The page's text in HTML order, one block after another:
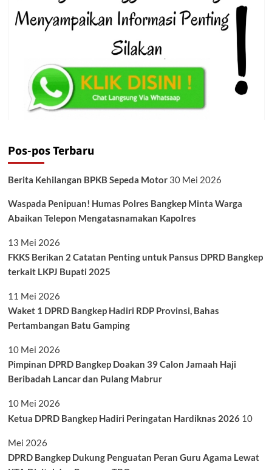
Pos-pos Terbaru
Berita Kehilangan BPKB Sepeda Motor 30 Mei 2026
Waspada Penipuan! Humas Polres Bangkep Minta Warga
Abaikan Telepon Mengatasnamakan Kapolres
13 Mei 2026
FKKS Berikan 2 Catatan Penting untuk Pansus DPRD Bangkep
terkait LKPJ Bupati 2025
11 Mei 2026
Waket 1 DPRD Bangkep Hadiri RDP Provinsi, Bahas
Pertambangan Batu Gamping
10 Mei 2026
Pimpinan DPRD Bangkep Doakan 39 Calon Jamaah Haji
Beribadah Lancar dan Pulang Mabrur
10 Mei 2026
Ketua DPRD Bangkep Hadiri Peringatan Hardiknas 2026 10
Mei 2026
DPRD Bangkep Dukung Penguatan Peran Guru Agama Lewat